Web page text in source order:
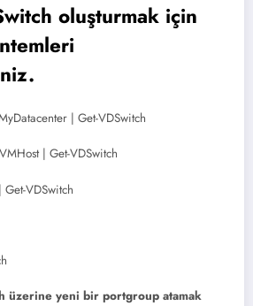
oluşturmak için
| Get-VDSwitch
| Get-VDSwitch
VDSwitch
üzerine yeni bir portgroup atamak